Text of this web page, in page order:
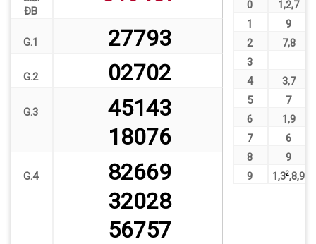
ĐB
G.1 27793
G.2 02702
G.3
45143
18076
G.4
82669
32028
56757
0
1,2,7
1
9
2
7,8
3
4
3,7
5
7
6
1,9
7
6
8
9
9
1,32,8,9